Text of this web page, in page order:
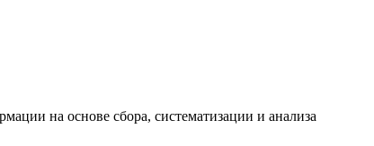
на основе сбора, систематизации и анализа